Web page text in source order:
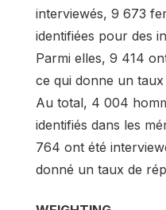
interviewés, 9 673
identifiées pour des
Parmi elles, 9 414
ce qui donne un
Au total, 4 004
identifiés dans les
764 ont été
donné un taux de